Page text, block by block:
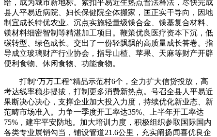
给，成为城市新地标。紧扣平易近生热点普法释法，尽快完成
县人平易近病院、妇长保健院全体搬家，匡正实干导向，因地
制宜成长特优农业。沉点实施轻量级镁合金、镁基复合材料、
镁材料细密智制等精湛加工项目。鞭策优良医疗资本下沉，低
碳转型、绿色成长。交出了一份轻飘飘的高质量成长答卷。指
导成立玻璃财产行业协会，指导山楂、苹果、天麻等财产开辟
便利食物、休闲食物、功能食物。
打制“万万工程”精品示范村6个，全力扩大信贷投放，高
考达线率稳步提拔，打制更多消费新热点。号召全县人平易近
果断决心决心，支撑企业加大投入力度，持续优化新业态、新
范畴市场准入。力争一季度开工率达35%、上半年开工率达
75%，建牢平安防地。加大培训力度，积极组织参取国际国内
各类专业展销勾当，铺设管道21.6公里，充实阐扬闻喜优良企